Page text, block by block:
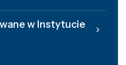
w Instytucie